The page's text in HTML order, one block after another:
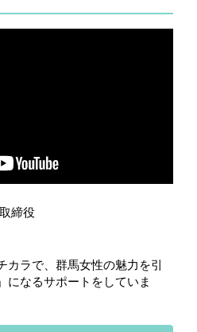
締役
カラで、群馬女性の魅力を引
になるサポートをしていま